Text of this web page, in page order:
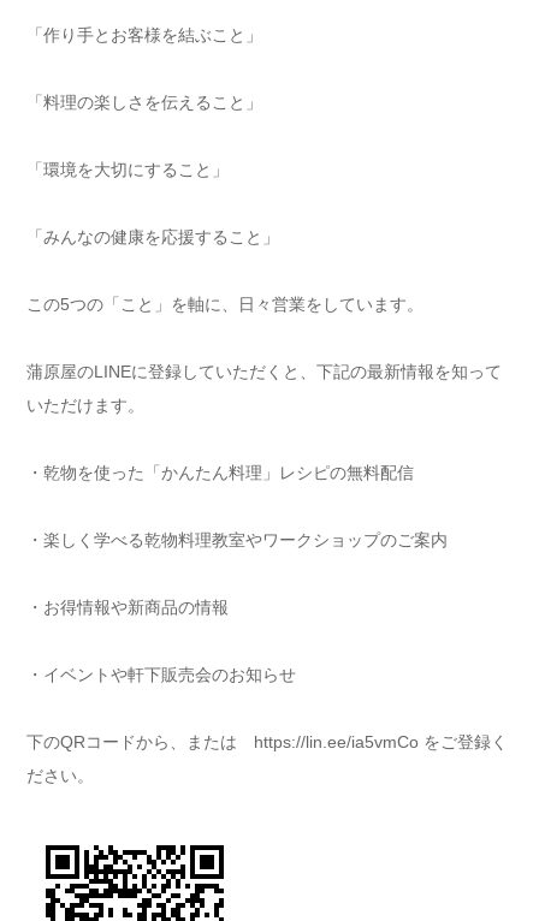
「作り手とお客様を結ぶこと」
「料理の楽しさを伝えること」
「環境を大切にすること」
「みんなの健康を応援すること」
この5つの「こと」を軸に、日々営業をしています。
蒲原屋のLINEに登録していただくと、下記の最新情報を知って
いただけます。
・乾物を使った「かんたん料理」レシピの無料配信
・楽しく学べる乾物料理教室やワークショップのご案内
・お得情報や新商品の情報
・イベントや軒下販売会のお知らせ
下のQRコードから、または https://lin.ee/ia5vmCo をご登録く
ださい。